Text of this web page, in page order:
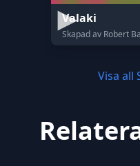
Valaki
Skapad av Robert
Visa all